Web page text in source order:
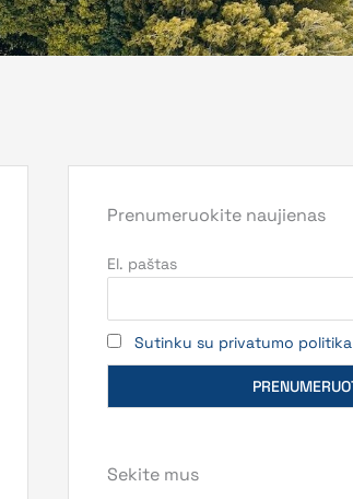
Prenumeruokite naujienas
El. paštas
Sutinku su privatumo politika
Sekite mus